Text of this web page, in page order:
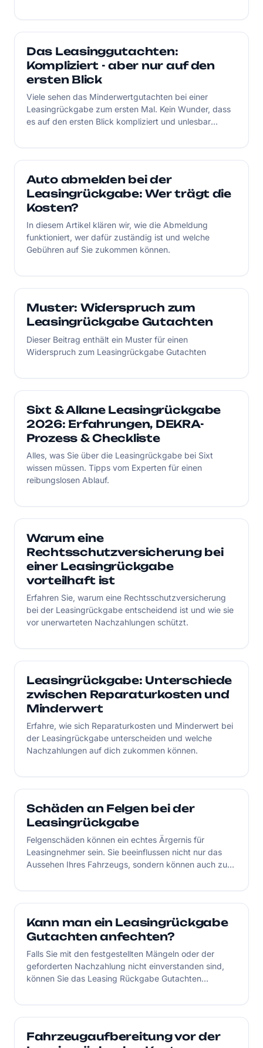
Das Leasinggutachten:
Kompliziert - aber nur auf den
ersten Blick
Viele sehen das Minderwertgutachten bei einer
Leasingrückgabe zum ersten Mal. Kein Wunder, dass
es auf den ersten Blick kompliziert und unlesbar
durch das Gutachten und zeigen, worauf es ankommt.
Auto abmelden bei der
Leasingrückgabe: Wer trägt die
Kosten?
In diesem Artikel klären wir, wie die Abmeldung
funktioniert, wer dafür zuständig ist und welche
Gebühren auf Sie zukommen können.
Muster: Widerspruch zum
Leasingrückgabe Gutachten
Dieser Beitrag enthält ein Muster für einen
Widerspruch zum Leasingrückgabe Gutachten
Sixt & Allane Leasingrückgabe
2026: Erfahrungen, DEKRA-
Prozess & Checkliste
Alles, was Sie über die Leasingrückgabe bei Sixt
wissen müssen. Tipps vom Experten für einen
reibungslosen Ablauf.
Warum eine
Rechtsschutzversicherung bei
einer Leasingrückgabe
vorteilhaft ist
Erfahren Sie, warum eine Rechtsschutzversicherung
bei der Leasingrückgabe entscheidend ist und wie sie
vor unerwarteten Nachzahlungen schützt.
Leasingrückgabe: Unterschiede
zwischen Reparaturkosten und
Minderwert
Erfahre, wie sich Reparaturkosten und Minderwert bei
der Leasingrückgabe unterscheiden und welche
Nachzahlungen auf dich zukommen können.
Schäden an Felgen bei der
Leasingrückgabe
Felgenschäden können ein echtes Ärgernis für
Leasingnehmer sein. Sie beeinflussen nicht nur das
Aussehen Ihres Fahrzeugs, sondern können auch zu
Kann man ein Leasingrückgabe
Gutachten anfechten?
Falls Sie mit den festgestellten Mängeln oder der
geforderten Nachzahlung nicht einverstanden sind,
können Sie das Leasing Rückgabe Gutachten
Fahrzeugaufbereitung vor der